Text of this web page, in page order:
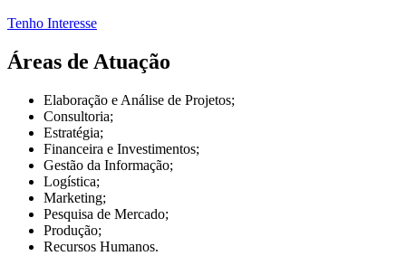
Tenho Interesse
Áreas de Atuação
Elaboração e Análise de Projetos;
Consultoria;
Estratégia;
Financeira e Investimentos;
Gestão da Informação;
Logística;
Marketing;
Pesquisa de Mercado;
Produção;
Recursos Humanos.